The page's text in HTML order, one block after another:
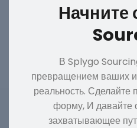
Начните
В Splygo
превращением ваших
реальность. Сделайте
форму, И давайте
захватывающее